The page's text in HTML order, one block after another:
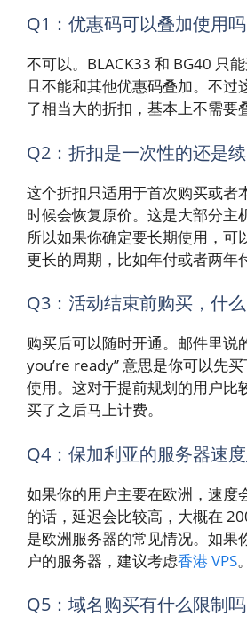
Q1：优惠码可以叠加使用吗
不可以。BLACK33 和 BG40 只
且不能和其他优惠码叠加。不过
了相当大的折扣，基本上不需要
Q2：折扣是一次性的还是
这个折扣只适用于首次购买或者
时候会恢复原价。这是大部分主
所以如果你确定要长期使用，可
更长的周期，比如年付或者两年
Q3：活动结束前购买，什
购买后可以随时开通。邮件里说
you’re ready” 意思是你可以先
使用。这对于提前规划的用户比
买了之后马上计费。
Q4：保加利亚的服务器速
如果你的用户主要在欧洲，速度
的话，延迟会比较高，大概在
是欧洲服务器的常见情况。如果
户的服务器，建议考虑香港 VPS。
Q5：域名购买有什么限制吗